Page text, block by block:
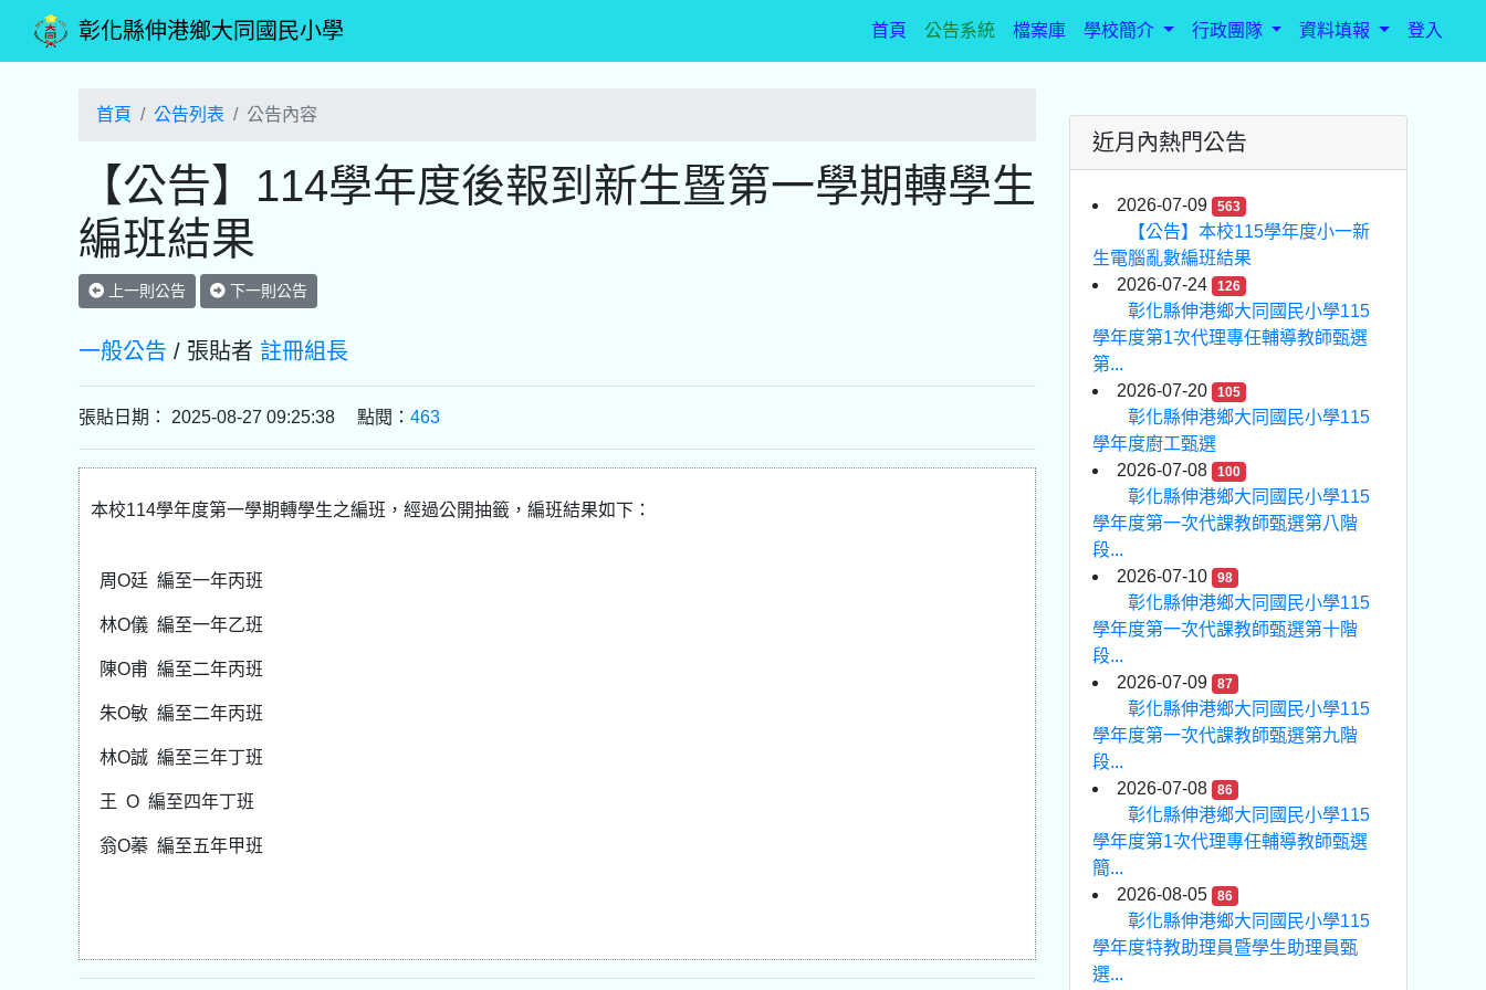
彰化縣伸港鄉大同國民小學 首頁(current)
公告系統 檔案庫 學校簡介 行政團隊 資料填報 登入
首頁 公告列表 公告內容
【公告】114學年度後報到新生暨第一學期轉學生
編班結果
上一則公告 下一則公告
一般公告 / 張貼者 註冊組長
張貼日期： 2025-08-27 09:25:38 點閱： 463
本校114學年度第一學期轉學生之編班，經過公開抽籤，編班結果如下：
周O廷 編至一年丙班
林O儀 編至一年乙班
陳O甫 編至二年丙班
朱O敏 編至二年丙班
林O誠 編至三年丁班
王 O 編至四年丁班
翁O蓁 編至五年甲班
近月內熱門公告
2026-07-09 563
【公告】本校115學年度小一新
生電腦亂數編班結果
2026-07-24
126
彰化縣伸港鄉大同國民小學115
學年度第1次代理專任輔導教師甄選
第...
2026-07-20
105
彰化縣伸港鄉大同國民小學115
學年度廚工甄選
2026-07-08
100
彰化縣伸港鄉大同國民小學115
學年度第一次代課教師甄選第八階
段...
2026-07-10
98
彰化縣伸港鄉大同國民小學115
學年度第一次代課教師甄選第十階
段...
2026-07-09
87
彰化縣伸港鄉大同國民小學115
學年度第一次代課教師甄選第九階
段...
2026-07-08
86
彰化縣伸港鄉大同國民小學115
學年度第1次代理專任輔導教師甄選
簡...
2026-08-05
86
彰化縣伸港鄉大同國民小學115
學年度特教助理員暨學生助理員甄
選...